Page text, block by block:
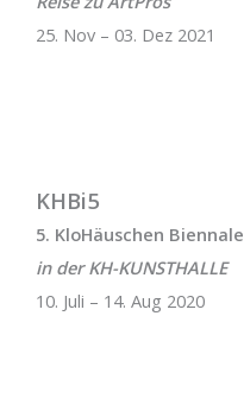
25. Nov – 03. Dez 2021
KHBi5
5. KloHäuschen Biennale
in der KH-KUNSTHALLE
10. Juli – 14. Aug 2020